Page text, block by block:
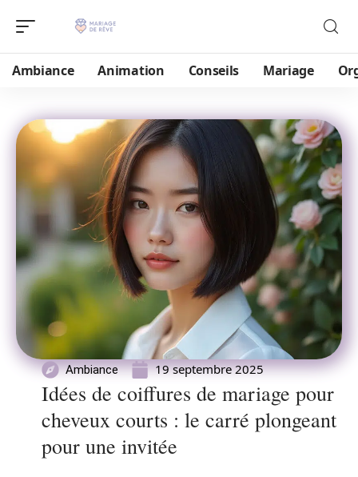
Ambiance Animation Conseils Mariage
Ambiance 19 septembre 2025
Idées de coiffures de mariage pour
cheveux courts : le carré plongeant
pour une invitée